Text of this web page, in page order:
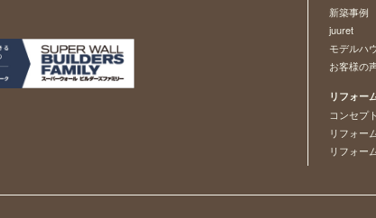
新築事例
juuret
モデルハ
お客様の
リフォー
コンセプト
リフォー
リフォー